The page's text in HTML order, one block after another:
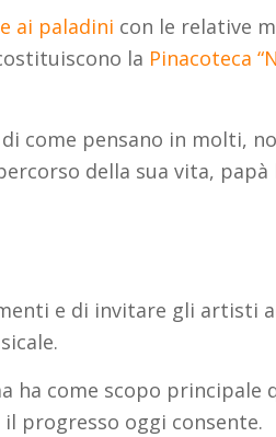
ai paladini con le relative
la Pinacoteca
come pensano in molti,
della sua vita,
e di invitare gli artisti
ha come scopo principale
progresso oggi consente.